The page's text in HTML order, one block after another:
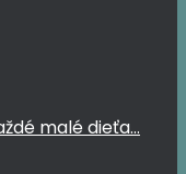
malé dieťa…